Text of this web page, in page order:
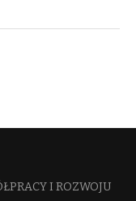
I ROZWOJU​